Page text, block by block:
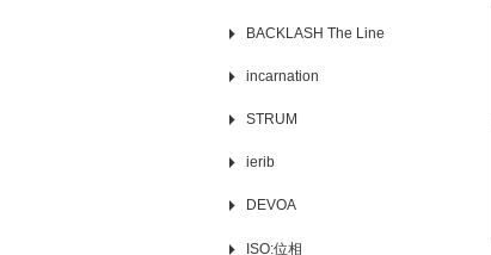
BACKLASH The Line
incarnation
STRUM
ierib
DEVOA
ISO:位相